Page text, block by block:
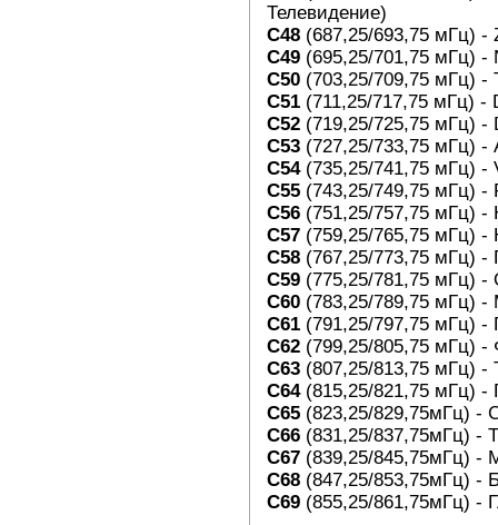
Телевидение)
C48 (687,25/693,75 мГц) -
C49 (695,25/701,75 мГц) -
C50 (703,25/709,75 мГц) -
C51 (711,25/717,75 мГц) -
C52 (719,25/725,75 мГц) -
C53 (727,25/733,75 мГц) -
C54(735,25/741,75 мГц) -
C55 (743,25/749,75 мГц) -
C56 (751,25/757,75 мГц) -
C57 (759,25/765,75 мГц) -
C58 (767,25/773,75 мГц) -
C59 (775,25/781,75 мГц) -
C60 (783,25/789,75 мГц) -
C61 (791,25/797,75 мГц) -
C62 (799,25/805,75 мГц) -
C63 (807,25/813,75 мГц) -
C64(815,25/821,75 мГц) -
C65 (823,25/829,75мГц) -
C66 (831,25/837,75мГц) -
C67 (839,25/845,75мГц) -
C68 (847,25/853,75мГц) -
C69 (855,25/861,75мГц) -